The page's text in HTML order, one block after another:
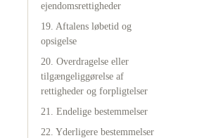
ejendomsrettigheder
19. Aftalens løbetid og
opsigelse
20. Overdragelse eller
tilgængeliggørelse af
rettigheder og forpligtelser
21. Endelige bestemmelser
22. Yderligere bestemmelser